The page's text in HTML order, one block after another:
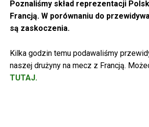
Poznaliśmy skład reprezentacji
Francją. W porównaniu do
są zaskoczenia.
Kilka godzin temu podawaliśmy
naszej drużyny na mecz z Francją.
TUTAJ.